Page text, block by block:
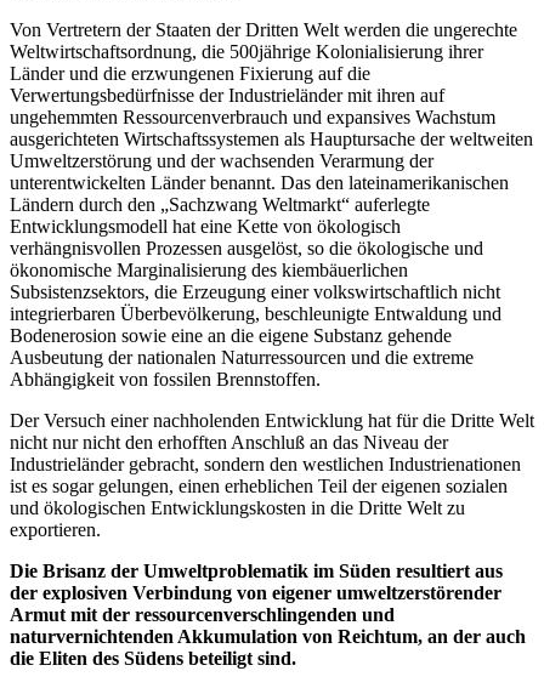
Von Vertretern der Staaten der Dritten Welt werden die ungerechte
Weltwirtschaftsordnung, die 500jährige Kolonialisierung ihrer
Länder und die erzwungenen Fixierung auf die
Verwertungsbedürfnisse der Industrieländer mit ihren auf
ungehemmten Ressourcenverbrauch und expansives Wachstum
ausgerichteten Wirtschaftssystemen als Hauptursache der weltweiten
Umweltzerstörung und der wachsenden Verarmung der
unterentwickelten Länder benannt. Das den lateinamerikanischen
Ländern durch den „Sachzwang Weltmarkt“ auferlegte
Entwicklungsmodell hat eine Kette von ökologisch
verhängnisvollen Prozessen ausgelöst, so die ökologische und
ökonomische Marginalisierung des kiembäuerlichen
Subsistenzsektors, die Erzeugung einer volkswirtschaftlich nicht
integrierbaren Überbevölkerung, beschleunigte Entwaldung und
Bodenerosion sowie eine an die eigene Substanz gehende
Ausbeutung der nationalen Naturressourcen und die extreme
Abhängigkeit von fossilen Brennstoffen.
Der Versuch einer nachholenden Entwicklung hat für die Dritte Welt
nicht nur nicht den erhofften Anschluß an das Niveau der
Industrieländer gebracht, sondern den westlichen Industrienationen
ist es sogar gelungen, einen erheblichen Teil der eigenen sozialen
und ökologischen Entwicklungskosten in die Dritte Welt zu
exportieren.
Die Brisanz der Umweltproblematik im Süden resultiert aus
der explosiven Verbindung von eigener umweltzerstörender
Armut mit der ressourcenverschlingenden und
naturvernichtenden Akkumulation von Reichtum, an der auch
die Eliten des Südens beteiligt sind.